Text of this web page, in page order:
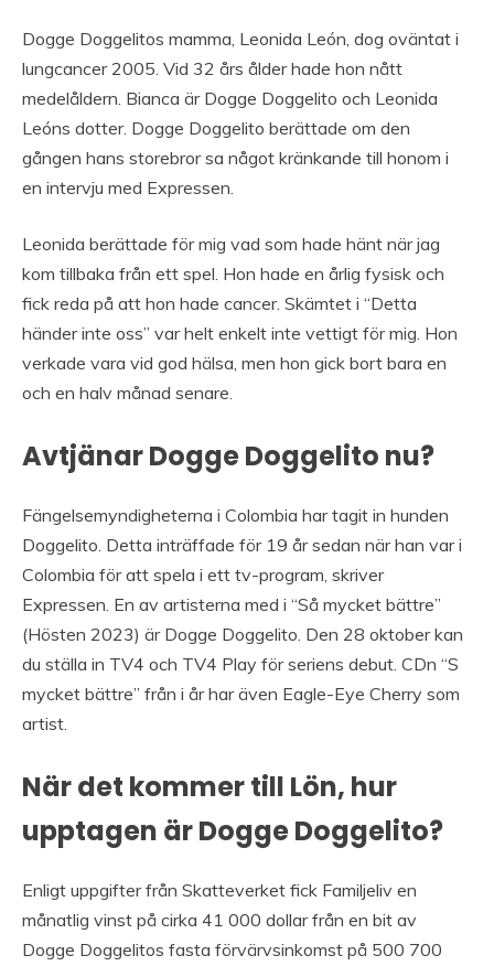
Dogge Doggelitos mamma, Leonida León, dog oväntat i
lungcancer 2005. Vid 32 års ålder hade hon nått
medelåldern. Bianca är Dogge Doggelito och Leonida
Leóns dotter. Dogge Doggelito berättade om den
gången hans storebror sa något kränkande till honom i
en intervju med Expressen.
Leonida berättade för mig vad som hade hänt när jag
kom tillbaka från ett spel. Hon hade en årlig fysisk och
fick reda på att hon hade cancer. Skämtet i “Detta
händer inte oss” var helt enkelt inte vettigt för mig. Hon
verkade vara vid god hälsa, men hon gick bort bara en
och en halv månad senare.
Avtjänar Dogge Doggelito nu?
Fängelsemyndigheterna i Colombia har tagit in hunden
Doggelito. Detta inträffade för 19 år sedan när han var i
Colombia för att spela i ett tv-program, skriver
Expressen. En av artisterna med i “Så mycket bättre”
(Hösten 2023) är Dogge Doggelito. Den 28 oktober kan
du ställa in TV4 och TV4 Play för seriens debut. CDn “S
mycket bättre” från i år har även Eagle-Eye Cherry som
artist.
När det kommer till Lön, hur
upptagen är Dogge Doggelito?
Enligt uppgifter från Skatteverket fick Familjeliv en
månatlig vinst på cirka 41 000 dollar från en bit av
Dogge Doggelitos fasta förvärvsinkomst på 500 700